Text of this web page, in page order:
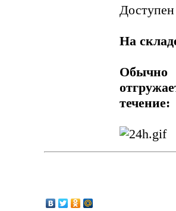
Доступен
На
Обычно
течение: